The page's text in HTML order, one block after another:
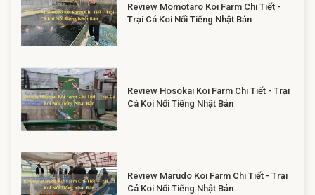
Review Momotaro Koi Farm Chi Tiết -
Trại Cá Koi Nổi Tiếng Nhật Bản
Review Hosokai Koi Farm Chi Tiết - Trại
Cá Koi Nổi Tiếng Nhật Bản
Review Marudo Koi Farm Chi Tiết - Trại
Cá Koi Nổi Tiếng Nhật Bản